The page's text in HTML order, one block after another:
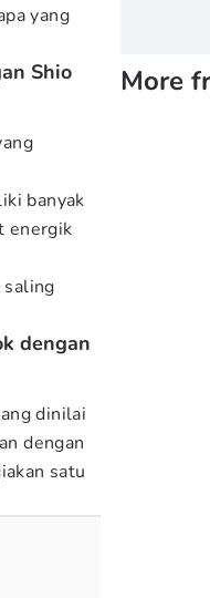
yang
Shio
banyak
energik
saling
dengan
dinilai
dengan
satu
More